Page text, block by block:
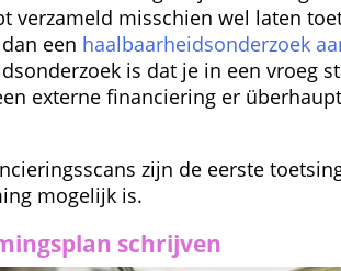
verzameld misschien wel laten
een haalbaarheids­onderzoek
is dat je in een vroeg
externe financiering er
zijn de eerste
mogelijk is.
schrijven